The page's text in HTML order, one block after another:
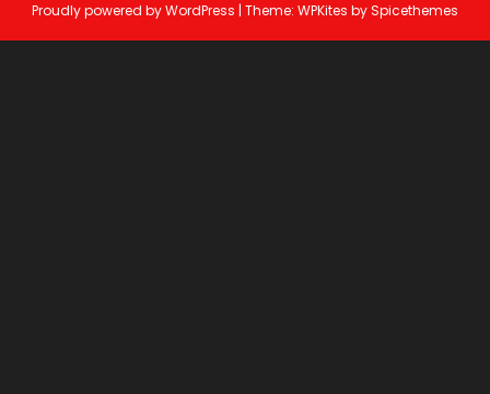
Proudly powered byWordPress | Theme: WPKites bySpicethemes